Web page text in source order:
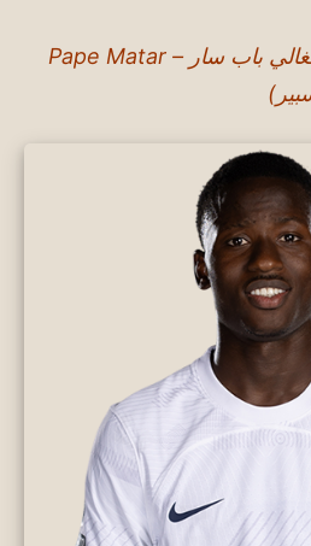
لاعب الوسط السنغالي باب سار – Pape Matar